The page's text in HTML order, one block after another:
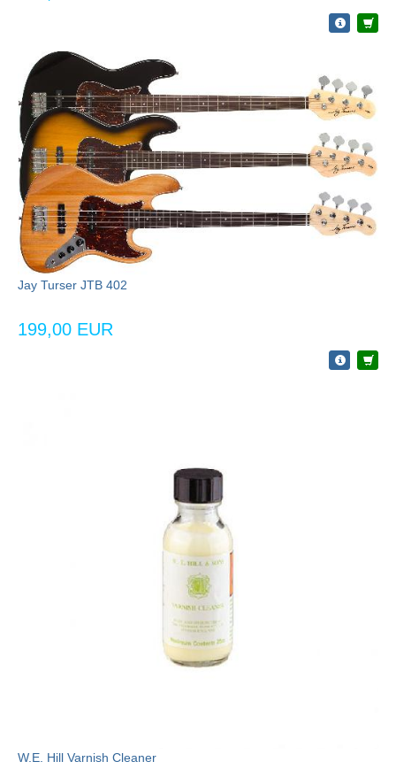
Jay Turser JTB 402
199,00 EUR
W.E. Hill Varnish Cleaner